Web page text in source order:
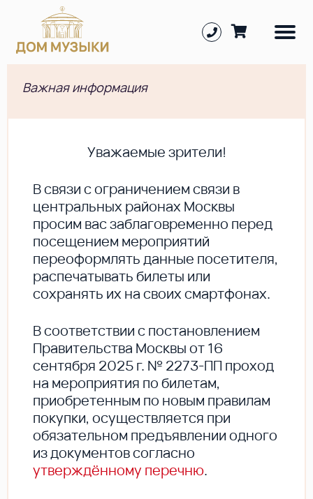
Важная информация
Уважаемые зрители!
В cвязи с ограничением связи в
центральных районах Москвы
просим вас заблаговременно перед
посещением мероприятий
переоформлять данные посетителя,
распечатывать билеты или
сохранять их на своих смартфонах.
В соответствии с постановлением
Правительства Москвы от 16
сентября 2025 г. № 2273-ПП проход
на мероприятия по билетам,
приобретенным по новым правилам
покупки, осуществляется при
обязательном предъявлении одного
из документов согласно
утверждённому перечню.